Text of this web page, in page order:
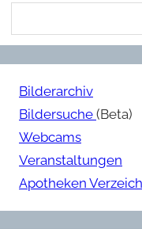
Bilderarchiv
Bildersuche (Beta)
Webcams
Veranstaltungen
Apotheken